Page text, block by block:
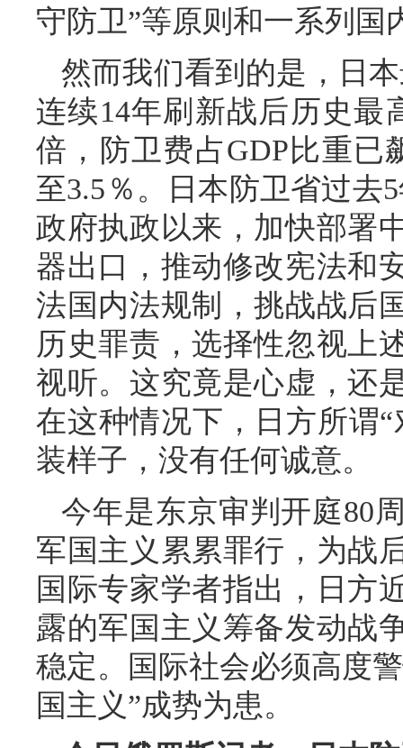
守防卫”等原则和一系列国
然而我们看到的是，日
连续14年刷新战后历史最
倍，防卫费占GDP比重已
至3.5％。日本防卫省过去
政府执政以来，加快部署
器出口，推动修改宪法和
法国内法规制，挑战战后
历史罪责，选择性忽视上
视听。这究竟是心虚，还
在这种情况下，日方所谓
装样子，没有任何诚意。
今年是东京审判开庭80
军国主义累累罪行，为战
国际专家学者指出，日方
露的军国主义筹备发动战
稳定。国际社会必须高度
国主义”成势为患。